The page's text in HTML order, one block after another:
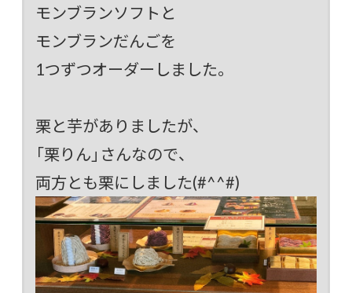
モンブランソフトと
モンブランだんごを
1つずつオーダーしました。
栗と芋がありましたが、
「栗りん」さんなので、
両方とも栗にしました(#^^#)